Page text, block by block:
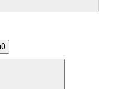
0